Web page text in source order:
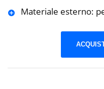
Materiale esterno: